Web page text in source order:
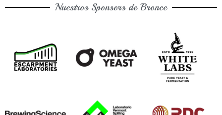
Nuestros Sponsors de Bronce